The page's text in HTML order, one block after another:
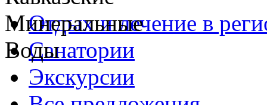
Отдых и лечение в
Санатории
Экскурсии